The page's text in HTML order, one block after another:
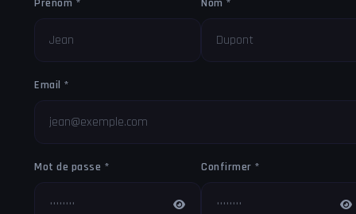
Prénom * Nom *
Email *
Mot de passe * Confirmer *